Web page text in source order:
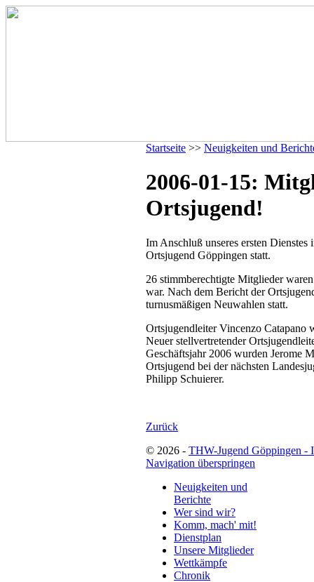
Startseite >> Neuigkeiten und
2006-01-15:
Ortsjugend!
Im Anschluß unseres ersten
Ortsjugend Göppingen statt.
26 stimmberechtigte Mitglieder
war. Nach dem Bericht der
turnusmäßigen Neuwahlen statt.
Ortsjugendleiter Vincenzo Catapano
Neuer stellvertretender
Geschäftsjahr 2006 wurden Jerome
Ortsjugend bei der nächsten
Philipp Schuierer.
Zurück
© 2026 - THW-Jugend Göppingen -
Navigation überspringen
Neuigkeiten und
Berichte
Wer sind wir?
Komm, mach' mit!
Dienstplan
Unsere Mitglieder
Wettkämpfe
Chronik